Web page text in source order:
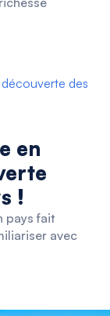
en
!
pays fait
avec